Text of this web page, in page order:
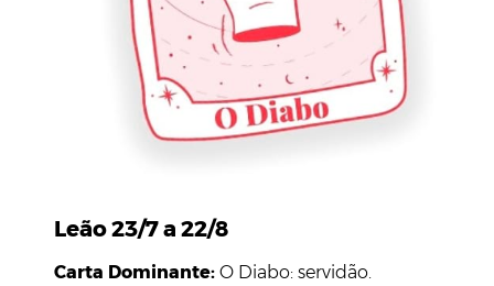
Leão 23/7 a 22/8
Carta Dominante: O Diabo: servidão.